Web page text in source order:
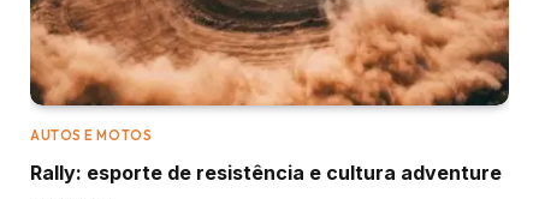
AUTOS E MOTOS
Rally: esporte de resistência e cultura adventure